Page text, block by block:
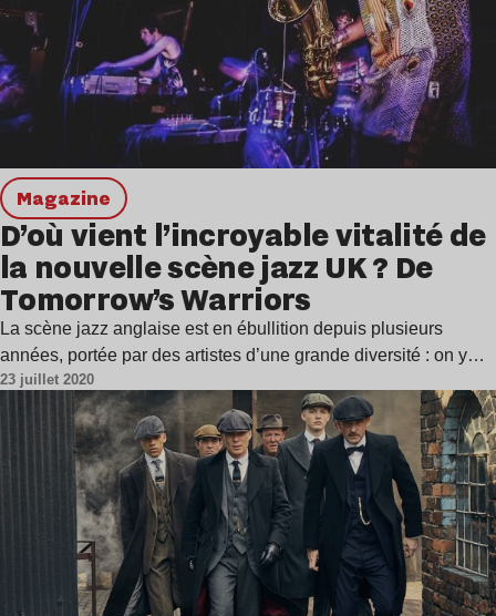
magazine
D’où vient l’incroyable vitalité de
la nouvelle scène jazz UK ? De
Tomorrow’s Warriors
La scène jazz anglaise est en ébullition depuis plusieurs
années, portée par des artistes d’une grande diversité : on y…
23 juillet 2020